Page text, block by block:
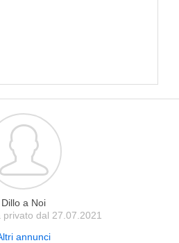
Dillo a Noi
privato dal 27.07.2021
annunci